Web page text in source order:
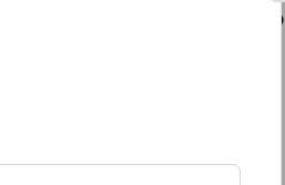
piccoli colpi di genio